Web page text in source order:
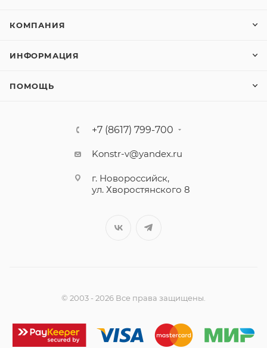
КОМПАНИЯ
ИНФОРМАЦИЯ
ПОМОЩЬ
+7 (8617) 799-700
Konstr-v@yandex.ru
г. Новороссийск,
ул. Хворостянского 8
© 2003 - 2026 Все права защищены.